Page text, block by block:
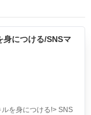
身につける/SNSマ
を身につける!> SNS